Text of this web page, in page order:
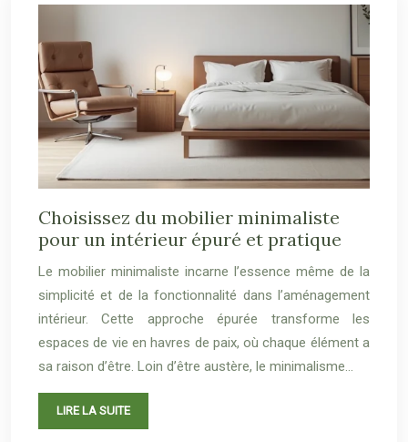
Choisissez du mobilier minimaliste
pour un intérieur épuré et pratique
Le mobilier minimaliste incarne l’essence même de la
simplicité et de la fonctionnalité dans l’aménagement
intérieur. Cette approche épurée transforme les
espaces de vie en havres de paix, où chaque élément a
sa raison d’être. Loin d’être austère, le minimalisme…
LIRE LA SUITE